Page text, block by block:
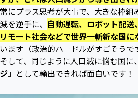
常にプラス思考が大事で、大きな枠組
減を逆手に、 自動運転、ロボット配送
リモート社会などで世界一斬新な国に
います（政治的ハードルがすごそうで
そして、同じように人口減に悩む国に、
ジ」 として輸出できれば面白いです！